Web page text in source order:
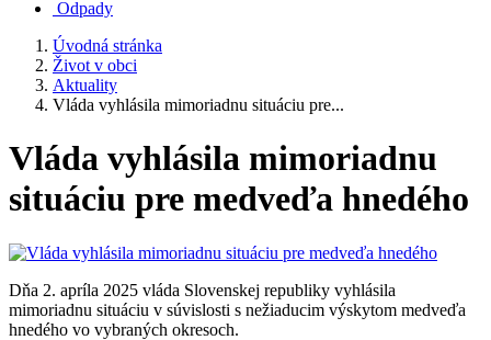
Odpady
Úvodná stránka
Život v obci
Aktuality
Vláda vyhlásila mimoriadnu situáciu pre...
Vláda vyhlásila mimoriadnu
situáciu pre medveďa hnedého
Dňa 2. apríla 2025 vláda Slovenskej republiky vyhlásila
mimoriadnu situáciu v súvislosti s nežiaducim výskytom medveďa
hnedého vo vybraných okresoch.